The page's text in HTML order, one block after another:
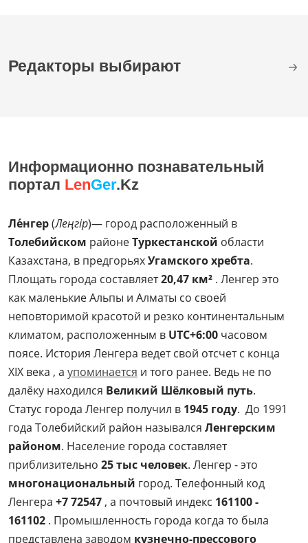
Редакторы выбирают
Информационно познавательный
портал LenGer.Kz
Ле́нгер(Леңгір)— город расположенный в
Толебийском районеТуркестанской области
Казахстана, в предгорьяхУгамского хребта.
Площать города составляет20,47 км² . Ленгер это
как маленькие Альпы и Алматы со своей
неповторимой красотой и резко континентальным
климатом, расположенным в UTC+6:00 часовом
поясе. История Ленгера ведет свой отсчет с конца
XIX века , а упоминается и того ранее. Ведь не по
далёку находился Великий Шёлковый путь.
Статус города Ленгер получил в 1945 году. До 1991
года Толебийский район назывался Ленгерским
районом. Население города составляет
приблизительно 25 тыс человек. Ленгер - это
многонациональный город. Телефонный код
Ленгера +7 72547 , а почтовый индекс 161100 -
161102 . Промышленность города когда то была
представлена заводом кузнечно-прессового